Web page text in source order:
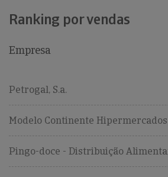
Ranking por vendas
Empresa
Petrogal, S.a.
Modelo Continente Hipermercados
Pingo-doce - Distribuição